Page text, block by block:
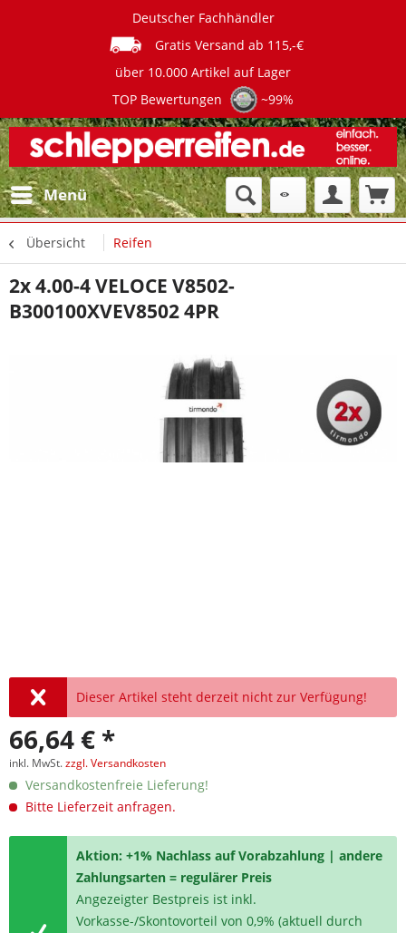
Deutscher Fachhändler
Gratis Versand ab 115,-€
über 10.000 Artikel auf Lager
TOP Bewertungen
~99%
Menü
Übersicht Reifen
2x 4.00-4 VELOCE V8502-
B300100XVEV8502 4PR
Dieser Artikel steht derzeit nicht zur Verfügung!
66,64 € *
inkl. MwSt.zzgl. Versandkosten
Versandkostenfreie Lieferung!
Bitte Lieferzeit anfragen.
Aktion: +1% Nachlass auf Vorabzahlung | andere
Zahlungsarten = regulärer Preis
Angezeigter Bestpreis ist inkl.
Vorkasse-/Skontovorteil von 0,9% (aktuell durch